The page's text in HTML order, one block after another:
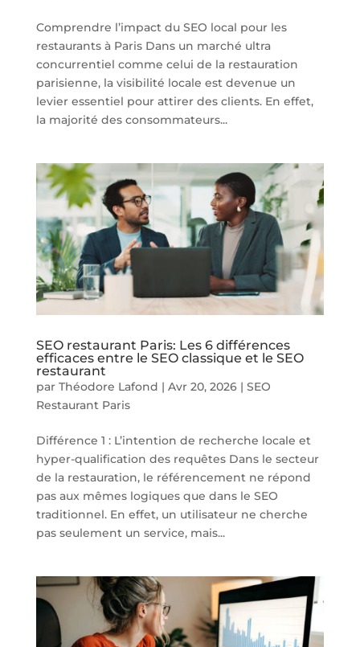
Comprendre l’impact du SEO local pour les
restaurants à Paris Dans un marché ultra
concurrentiel comme celui de la restauration
parisienne, la visibilité locale est devenue un
levier essentiel pour attirer des clients. En effet,
la majorité des consommateurs...
SEO restaurant Paris: Les 6 différences
efficaces entre le SEO classique et le SEO
restaurant
par Théodore Lafond | Avr 20, 2026| SEO
Restaurant Paris
Différence 1 : L’intention de recherche locale et
hyper-qualification des requêtes Dans le secteur
de la restauration, le référencement ne répond
pas aux mêmes logiques que dans le SEO
traditionnel. En effet, un utilisateur ne cherche
pas seulement un service, mais...